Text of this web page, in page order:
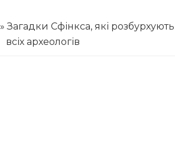
» Загадки Сфінкса, які розбурхують
всіх археологів